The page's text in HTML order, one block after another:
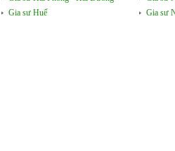
Gia sư Huế
Gia sư